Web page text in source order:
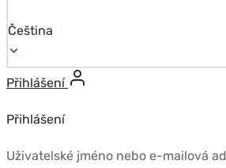
Čeština
Přihlášení
Přihlášení
Uživatelské jméno nebo e-mailová